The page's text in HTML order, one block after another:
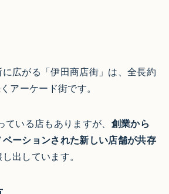
広がる「伊田商店街」は、全長約
アーケード街です。
ている店もありますが、 創業から
ーションされた新しい店舗が共存
出しています。​